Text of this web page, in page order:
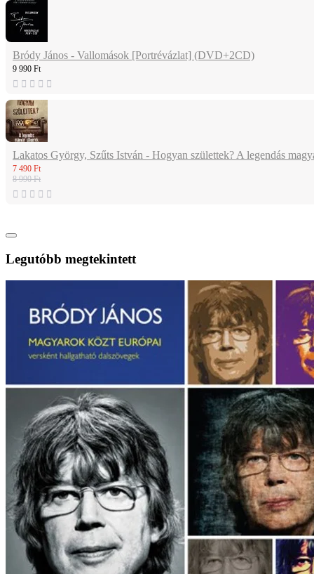
Bródy János - Vallomások [Portrévázlat] (DVD+2CD)
9 990 Ft
Lakatos György, Szűts István - Hogyan születtek? A legendás
7 490 Ft
8 990 Ft
Legutóbb megtekintett